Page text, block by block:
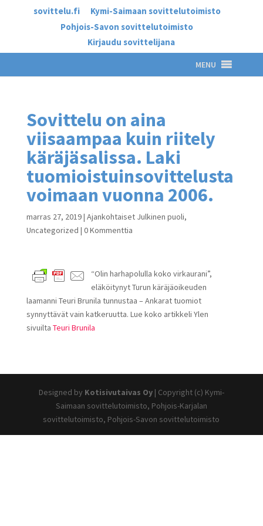
sovittelu.fi
Kymi-Saimaan sovittelutoimisto
Pohjois-Savon sovittelutoimisto
Kirjaudu sovittelijana
MENU
Sovittelu on aina
viisaampaa kuin riitely
käräjäsalissa. Laki
tuomioistuinsovittelusta
voimaan vuonna 2006.
marras 27, 2019| Ajankohtaiset Julkinen puoli,
Uncategorized | 0 Kommenttia
“Olin harhapolulla koko virkaurani”,
eläköitynyt Turun käräjäoikeuden
laamanni Teuri Brunila tunnustaa – Ankarat tuomiot
synnyttävät vain katkeruutta. Lue koko artikkeli Ylen
sivuilta Teuri Brunila
Designed by Kotisivutaivas Oy| Copyright (c) Kymi-
Saimaan sovittelutoimisto, Pohjois-Karjalan
sovittelutoimisto, Pohjois-Savon sovittelutoimisto